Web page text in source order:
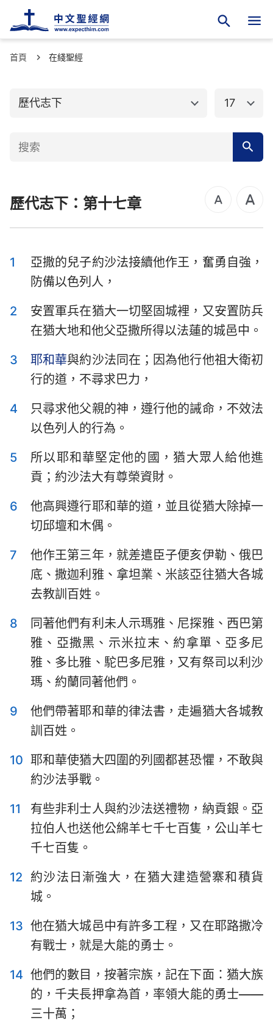
首頁 在綫聖經
歷代志下
舊約聖經
創世記
申命記
撒母耳記上
歷代志上 歷代志下
以斯拉記
以斯帖記 約伯記
傳道書 雅歌
耶利米哀歌
但以理書 何西阿書
約珥書 阿摩司書
俄巴底亞書 約拿書
彌迦書
哈巴谷書 西番雅書
哈該書 撒迦利亞書
17
1
8
9 10 11 12 13
14
15
16 17 18 19
22
23 24 25 26 27
28
29
30 31 32 33 34
35
36
歷代志下：第十七章
1
亞撒的兒子約沙法接續他作王，奮勇自強，
防備以色列人，
2
安置軍兵在猶大一切堅固城裡，又安置防兵
在猶大地和他父亞撒所得以法蓮的城邑中。
3
耶和華與約沙法同在；因為他行他祖大衛初
行的道，不尋求巴力，
4
只尋求他父親的神，遵行他的誡命，不效法
以色列人的行為。
5
所以耶和華堅定他的國，猶大眾人給他進
貢；約沙法大有尊榮資財。
6
他高興遵行耶和華的道，並且從猶大除掉一
切邱壇和木偶。
7
他作王第三年，就差遣臣子便亥伊勒、俄巴
底、撒迦利雅、拿坦業、米該亞往猶大各城
去教訓百姓。
8
同著他們有利未人示瑪雅、尼探雅、西巴第
雅、亞撒黑、示米拉末、約拿單、亞多尼
雅、多比雅、駝巴多尼雅，又有祭司以利沙
瑪、約蘭同著他們。
9
他們帶著耶和華的律法書，走遍猶大各城教
訓百姓。
10 耶和華使猶大四圍的列國都甚恐懼，不敢與
約沙法爭戰。
11
有些非利士人與約沙法送禮物，納貢銀。亞
拉伯人也送他公綿羊七千七百隻，公山羊七
千七百隻。
12
約沙法日漸強大，在猶大建造營寨和積貨
城。
13 他在猶大城邑中有許多工程，又在耶路撒冷
有戰士，就是大能的勇士。
14 他們的數目，按著宗族，記在下面：猶大族
的，千夫長押拿為首，率領大能的勇士——
三十萬；